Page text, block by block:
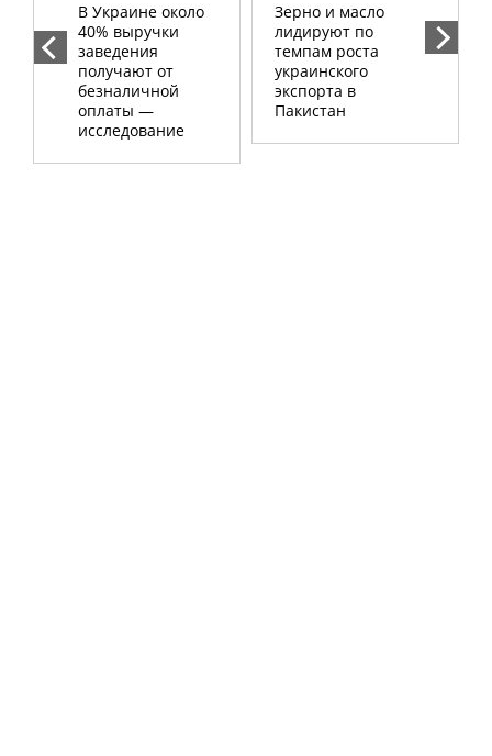
В Украине около
40% выручки
заведения
получают от
безналичной
оплаты —
исследование
Зерно и масло
лидируют по
темпам роста
украинского
экспорта в
Пакистан